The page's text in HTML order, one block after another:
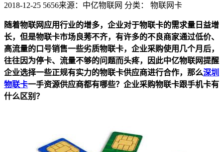
2018-12-25 5656来源：中亿物联网 分类： 物联网卡
随着物联网应用行业的增多，企业对于物联卡的需求量日益增
长，但是物联卡市场良莠不齐，有许多的不良商家通过低价、
高流量的口号销售一些劣质物联卡，企业采购使用几个月后，
往往因为停卡、流量不够的问题而头疼，因此中亿物联网提醒
企业选择一些正规有实力的物联卡供应商进行合作，那么深圳
物联卡一手资源供应商都有哪些？企业采购物联卡跟手机卡有
什么区别？